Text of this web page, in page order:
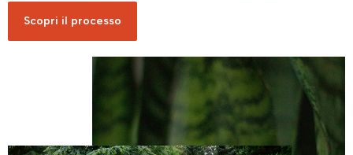
Scopri il processo